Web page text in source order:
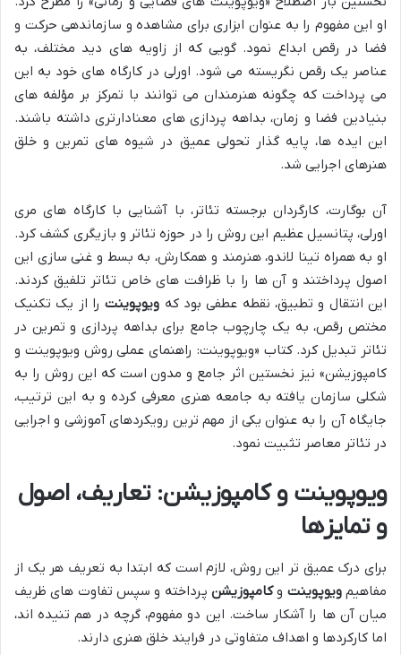
او این مفهوم را به عنوان ابزاری برای مشاهده و سازماندهی حرکت و
فضا در رقص ابداع نمود. گویی که از زاویه های دید مختلف، به
عناصر یک رقص نگریسته می شود. اورلی در کارگاه های خود به این
می پرداخت که چگونه هنرمندان می توانند با تمرکز بر مؤلفه های
بنیادین فضا و زمان، بداهه پردازی های معنادارتری داشته باشند.
این ایده ها، پایه گذار تحولی عمیق در شیوه های تمرین و خلق
هنرهای اجرایی شد.
آن بوگارت، کارگردان برجسته تئاتر، با آشنایی با کارگاه های مری
اورلی، پتانسیل عظیم این روش را در حوزه تئاتر و بازیگری کشف کرد.
او به همراه تینا لاندو، هنرمند و همکارش، به بسط و غنی سازی این
اصول پرداختند و آن ها را با ظرافت های خاص تئاتر تلفیق کردند.
این انتقال و تطبیق، نقطه عطفی بود که ویوپوینترا از یک تکنیک
مختص رقص، به یک چارچوب جامع برای بداهه پردازی و تمرین در
تئاتر تبدیل کرد. کتاب «ویوپوینت: راهنمای عملی روش ویوپوینت و
کامپوزیشن» نیز نخستین اثر جامع و مدون است که این روش را به
شکلی سازمان یافته به جامعه هنری معرفی کرده و به این ترتیب،
جایگاه آن را به عنوان یکی از مهم ترین رویکردهای آموزشی و اجرایی
در تئاتر معاصر تثبیت نمود.
ویوپوینت و کامپوزیشن: تعاریف، اصول
و تمایزها
برای درک عمیق تر این روش، لازم است که ابتدا به تعریف هر یک از
مفاهیمویوپوینت وکامپوزیشن پرداخته و سپس تفاوت های ظریف
میان آن ها را آشکار ساخت. این دو مفهوم، گرچه در هم تنیده اند،
اما کارکردها و اهداف متفاوتی در فرایند خلق هنری دارند.